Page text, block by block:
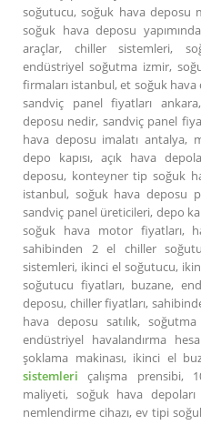
soğutucu, soğuk hava deposu
soğuk hava deposu
araçlar, chiller sistemleri,
endüstriyel soğutma izmir,
firmaları istanbul, et soğuk hava
sandviç panel fiyatları
deposu nedir, sandviç panel
hava deposu imalatı antalya,
depo kapısı, açık hava
deposu, konteyner tip soğuk
istanbul, soğuk hava deposu
sandviç panel üreticileri, depo
soğuk hava motor fiyatları,
sahibinden 2 el chiller
sistemleri, ikinci el soğutucu,
soğutucu fiyatları, buzane,
deposu, chiller fiyatları,
hava deposu satılık,
endüstriyel havalandırma
şoklama makinası, ikinci el
sistemleri çalışma prensibi,
maliyeti, soğuk hava
nemlendirme cihazı, ev tipi